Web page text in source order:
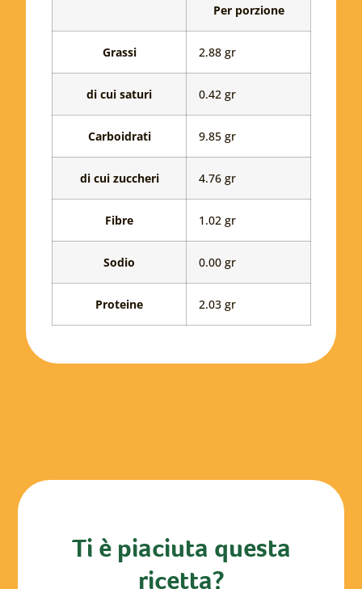
cui
riportati
valori
Per porzione
Grassi 2.88 gr
Grassi
di cui saturi 0.42 gr
Carboidrati 9.85 gr
Carboidrati
di cui zuccheri 4.76 gr
Fibre 1.02 gr
Sodio 0.00 gr
Proteine 2.03 gr
Ti è piaciuta questa
ricetta?